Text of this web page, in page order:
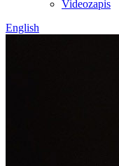
Videozapis
English